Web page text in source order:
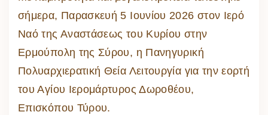
σήμερα, Παρασκευή 5 Ιουνίου 2026 στον Ιερό
Ναό της Αναστάσεως του Κυρίου στην
Ερμούπολη της Σύρου, η Πανηγυρική
Πολυαρχιερατική Θεία Λειτουργία για την εορτή
του Αγίου Ιερομάρτυρος Δωροθέου,
Επισκόπου Τύρου.